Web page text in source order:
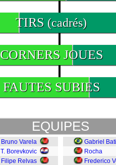
TIRS (cadrés)
CORNERS JOUES
FAUTES SUBIES
EQUIPES
Bruno Varela
T. Borevkovic
Filipe Relvas
Gabriel
Rocha
Frederico